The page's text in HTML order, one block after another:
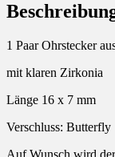
1 Paar Ohrstecker
mit klaren Zirkonia
Länge 16 x 7 mm
Verschluss: Butterfly